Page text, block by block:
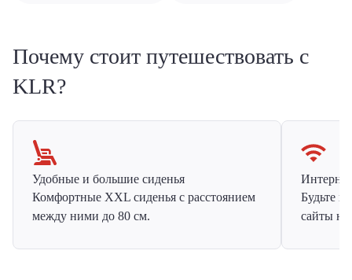
Почему стоит путешествовать с
KLR?
Удобные и большие сиденья
Комфортные XXL сиденья с расстоянием
между ними до 80 см.
Будьте
сайты на